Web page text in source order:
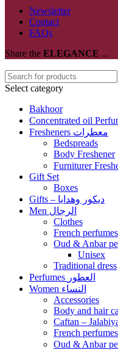
Newsletter
Contact
FAQs
Share the ELEGANCE ...
Select category
Bakhoor
Fresheners معطرات
Bedspreads
Body Freshener
Gift Set
Boxes
Gifts – ديكور وهدايا
Men الرجال
Clothes
French perfumes
Oud & Anbar
Unisex
Traditional dress
Perfumes العطور
Women النساء
Accessories
Body and hair
Caftan –
French perfumes